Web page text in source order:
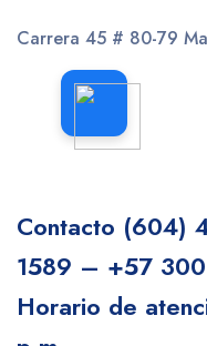
Carrera 45 # 80-79
Contacto (604)
1589 – +57
Horario de